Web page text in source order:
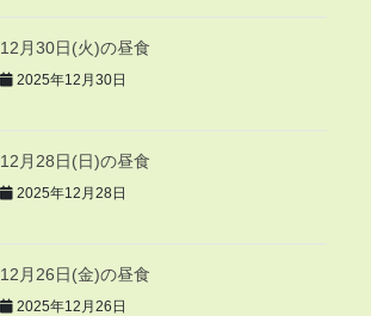
12月30日(火)の昼食
2025年12月30日
12月28日(日)の昼食
2025年12月28日
12月26日(金)の昼食
2025年12月26日